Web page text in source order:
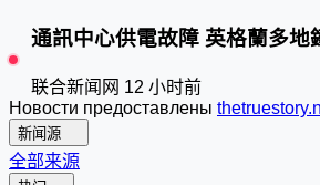
通訊中心供電故障 英格蘭多地
联合新闻网 12 小时前
Новости предоставлены
新闻源
全部来源